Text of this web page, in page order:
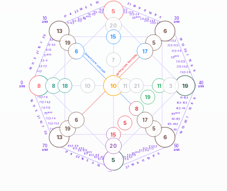
generazione maschile generazione femminile
0
anni
10
anni
30
anni
40
anni
50
anni
60
70
anni
1-2,5
2,5-3,5
3,5-4
6-7,5
7,5-8,5
8,5-9
11-12,5
12,5-13,5
13,5-14
16-17,5
17,5-18,5
18,5-19 21-22,5
22,5-23,5
23,5-24
26-27,5
27,5-28,5
28,5-29
31-32,5
32,5-33,5
33,5-34
36-37,5
37,5-38,5
38,5-39
41-42,5
42,5-43,5
43,5-44
46-47,5
47,5-48,5
48,5-49
51-52,5
52,5-53,5
53,5-54
56-57,5
57,5-58,5
58,5-59
61-62,5
62,5-63,5
63,5-64
66-67,5
67,5-68,5
68,5-69
71-72,5
72,5-73,5
73,5-74
76-77,5
77,5-78,5
78,5-79
19
11
5
21
10
7
20
17
4
22
18 5
5
10 21
16
9
11
10
17
5
19
13
20
7
15
8
9
9
8
15
7
20
13
19
5
17
10
11
9
16
21
10
5
5
18
22
4
17
20
7
10
21
5
11
19
8
5
19
5
10
13 6
13 6
15
5
8
19
11
8
20
3
20
18
15
11 21
10
7
19
6
5
17
19
6
5
17
5anni
15 anni 25anni
35anni
45anni
55anni
65anni
75anni